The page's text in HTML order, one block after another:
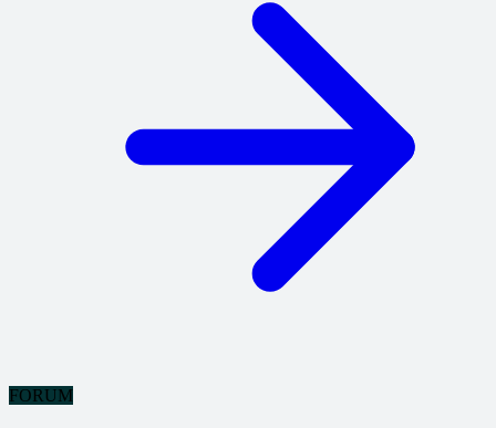
FORUM